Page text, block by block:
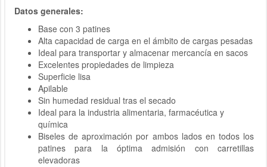
Datos generales:
Base con 3 patines
Alta capacidad de carga en el ámbito de cargas pesadas
Ideal para transportar y almacenar mercancía en sacos
Excelentes propiedades de limpieza
Superficie lisa
Apilable
Sin humedad residual tras el secado
Ideal para la industria alimentaria, farmacéutica y
química
Biseles de aproximación por ambos lados en todos los
patines para la óptima admisión con carretillas
elevadoras